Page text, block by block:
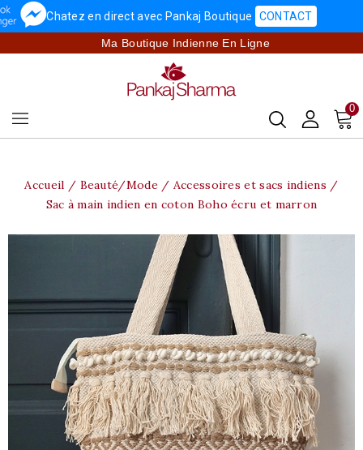
Chatez en direct avec Pankaj Boutique CONTACT
Ma Boutique Indienne En Ligne
0
Accueil Beauté/Mode
Accessoires et sacs indiens
Sac à main indien en coton Boho écru et marron